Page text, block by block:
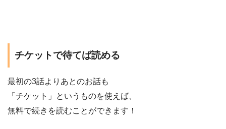
チケットで待てば読める
最初の3話よりあとのお話も
「チケット」というものを使えば、
無料で続きを読むことができます！